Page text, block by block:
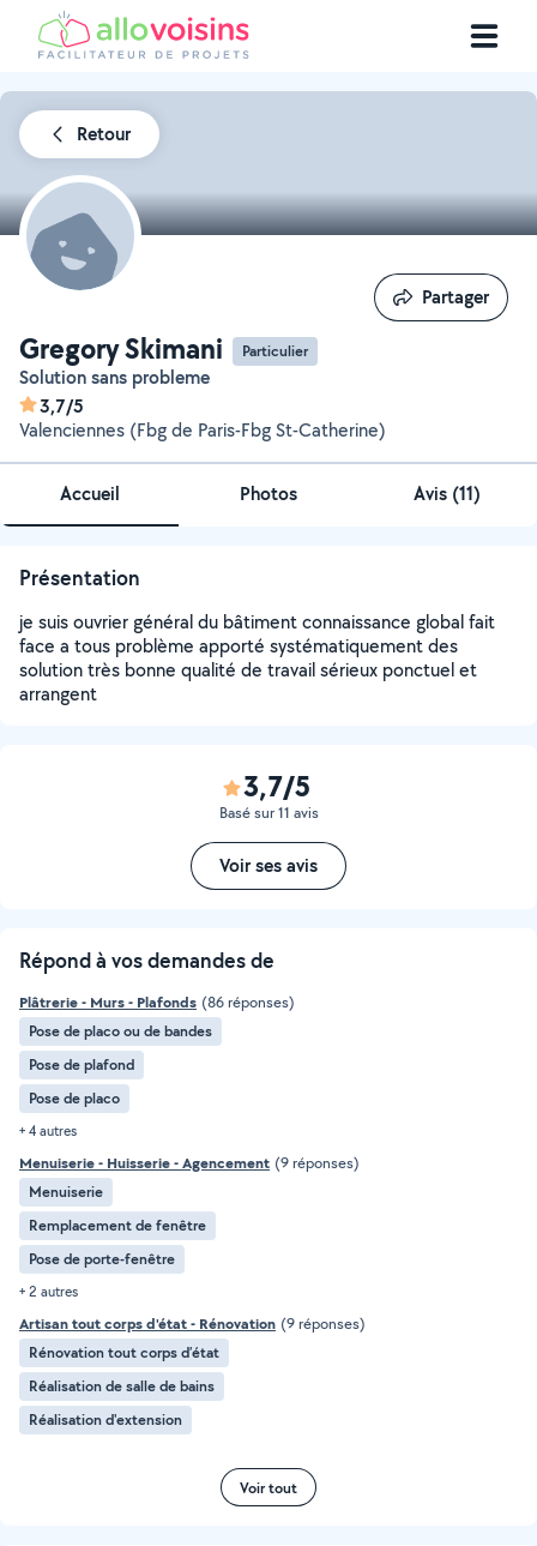
Retour
Gregory Skimani Particulier
Solution sans probleme
3,7/5
Valenciennes (Fbg de Paris-Fbg St-Catherine)
Partager
Partager
Accueil Photos Avis (11)
Présentation
je suis ouvrier général du bâtiment connaissance global fait
face a tous problème apporté systématiquement des
solution très bonne qualité de travail sérieux ponctuel et
arrangent
3,7/5
Basé sur 11 avis
Voir ses avis
Répond à vos demandes de
Plâtrerie - Murs - Plafonds (86 réponses)
Pose de placo ou de bandes
Pose de plafond
Pose de placo
+ 4 autres
Menuiserie - Huisserie - Agencement (9 réponses)
Menuiserie
Remplacement de fenêtre
Pose de porte-fenêtre
+ 2 autres
Artisan tout corps d'état - Rénovation (9 réponses)
Rénovation tout corps d’état
Réalisation de salle de bains
Réalisation d'extension
Voir tout